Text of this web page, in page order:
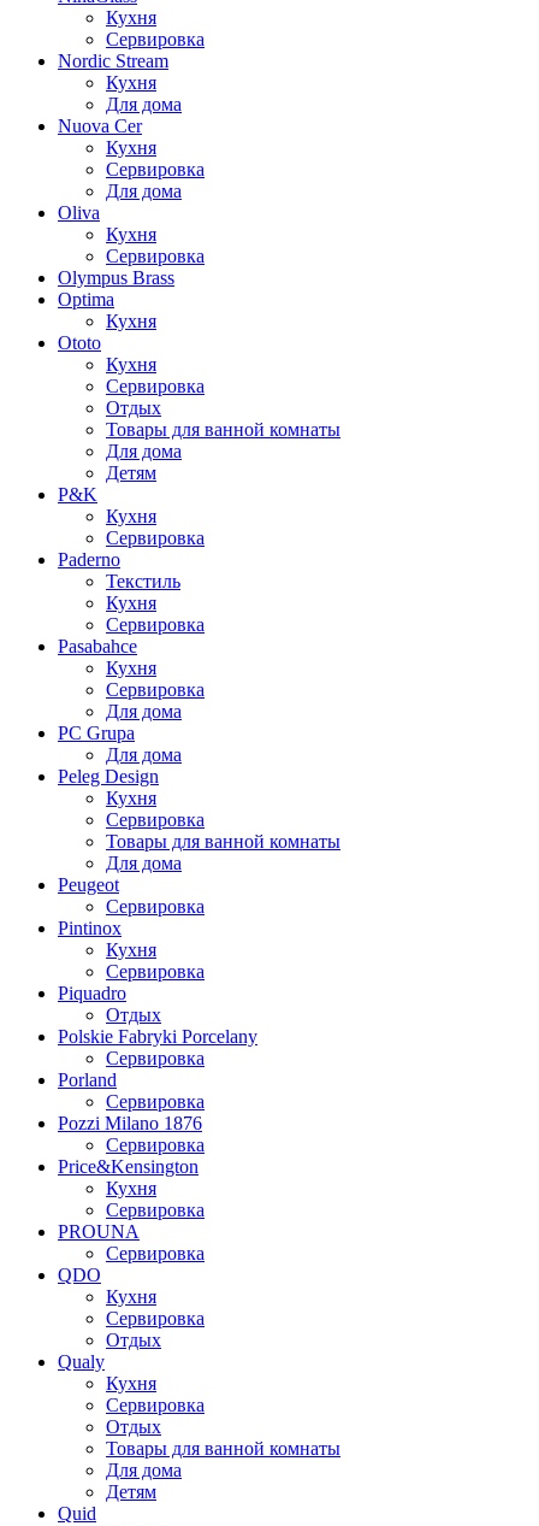
Кухня
Сервировка
Nordic Stream
Кухня
Для дома
Nuova Cer
Кухня
Сервировка
Для дома
Oliva
Кухня
Сервировка
Olympus Brass
Optima
Кухня
Ototo
Кухня
Сервировка
Отдых
Товары для ванной комнаты
Для дома
Детям
P&K
Кухня
Сервировка
Paderno
Текстиль
Кухня
Сервировка
Pasabahce
Кухня
Сервировка
Для дома
PC Grupa
Для дома
Peleg Design
Кухня
Сервировка
Товары для ванной комнаты
Для дома
Peugeot
Сервировка
Pintinox
Кухня
Сервировка
Piquadro
Отдых
Polskie Fabryki Porcelany
Сервировка
Porland
Сервировка
Pozzi Milano 1876
Сервировка
Price&Kensington
Кухня
Сервировка
PROUNA
Сервировка
QDO
Кухня
Сервировка
Отдых
Qualy
Кухня
Сервировка
Отдых
Товары для ванной комнаты
Для дома
Детям
Quid